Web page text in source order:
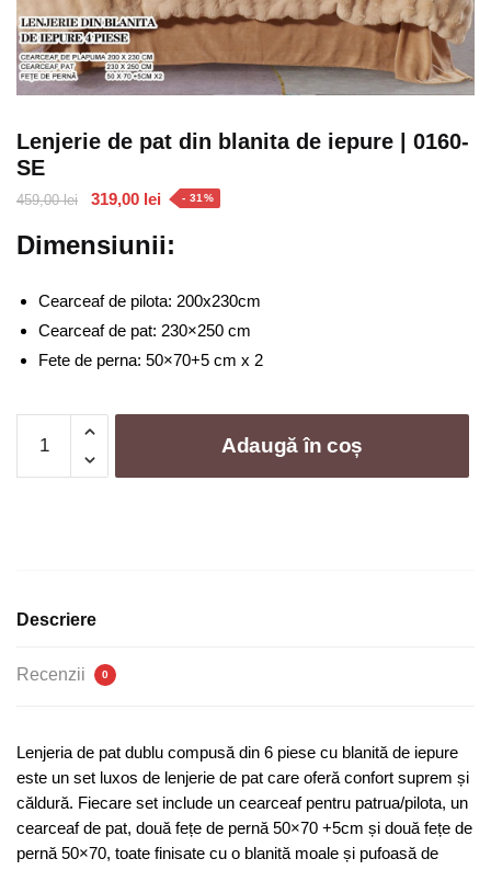
Lenjerie de pat din blanita de iepure | 0160-
SE
459,00lei
Prețul
a
459,00 lei.
319,00 lei Prețul
este:
- 31%
Dimensiunii:
Cearceaf de pilota: 200x230cm
Cearceaf de pat: 230×250 cm
Fete de perna: 50×70+5 cm x 2
Lenjerie
de
iepure
Adaugă în coș
Descriere
Recenzii 0
Lenjeria de pat dublu compusă din 6 piese cu blanită de iepure
este un set luxos de lenjerie de pat care oferă confort suprem și
căldură. Fiecare set include un cearceaf pentru patrua/pilota, un
cearceaf de pat, două fețe de pernă 50×70 +5cm și două fețe de
pernă 50×70, toate finisate cu o blanită moale și pufoasă de